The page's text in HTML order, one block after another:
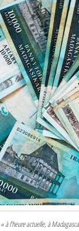
« à l’heure actuelle, à